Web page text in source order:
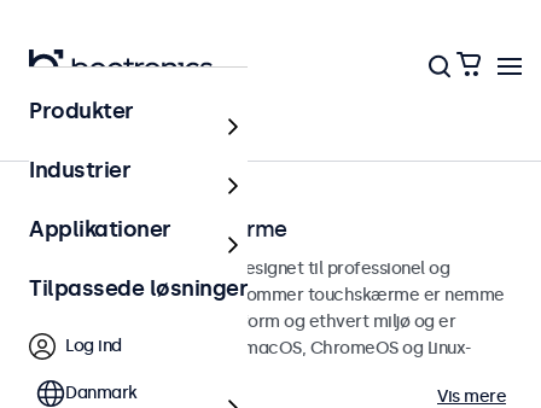
Touchskærme
13 tommer touchskærme
13 tommer touchskærme designet til professionel og
kontinuerlig brug. Disse 13-tommer touchskærme er nemme
at integrere i enhver brugsform og ethvert miljø og er
kompatible med Windows, macOS, ChromeOS og Linux-
Vis mere
Produkter
Industrier
Applikationer
Tilpassede løsninger
Log ind
Danmark